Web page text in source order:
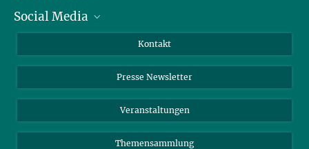
Zahlen und Fakten
Meldestelle Fehlverhalten
Bluesky
Social Media
YouTube
Kontakt
Presse Newsletter
Veranstaltungen
Themensammlung